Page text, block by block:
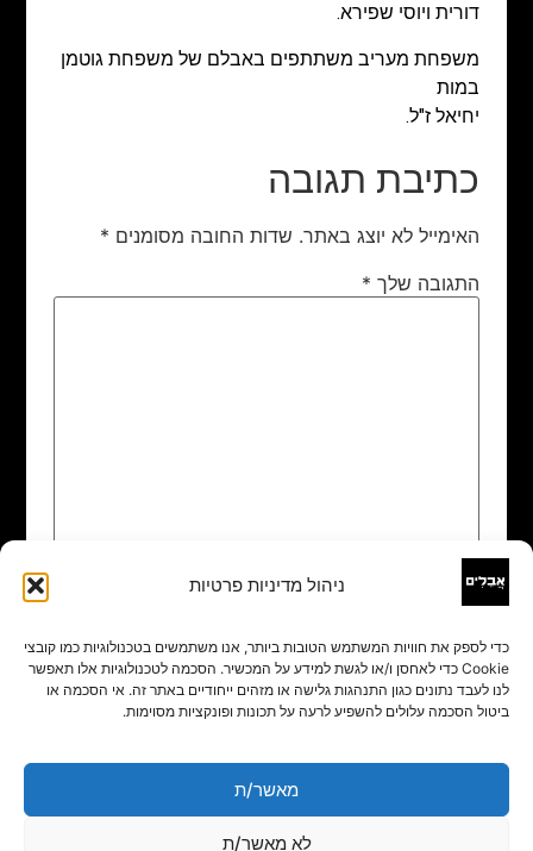
ניהול מדיניות פרטיות
כדי לספק את חוויות המשתמש הטובות ביותר, אנו משתמשים בטכנולוגיות כמו קובצי
Cookie כדי לאחסן ו/או לגשת למידע על המכשיר. הסכמה לטכנולוגיות אלו תאפשר
לנו לעבד נתונים כגון התנהגות גלישה או מזהים ייחודיים באתר זה. אי הסכמה או
ביטול הסכמה עלולים להשפיע לרעה על תכונות ופונקציות מסוימות.
מאשר/ת
לא מאשר/ת
דורית ויוסי שפירא.
משפחת מעריב משתתפים באבלם של משפחת גוטמן
במות
יחיאל ז"ל.
כתיבת תגובה
האימייל לא יוצג באתר. שדות החובה מסומנים *
התגובה שלך *
שם
אימייל*